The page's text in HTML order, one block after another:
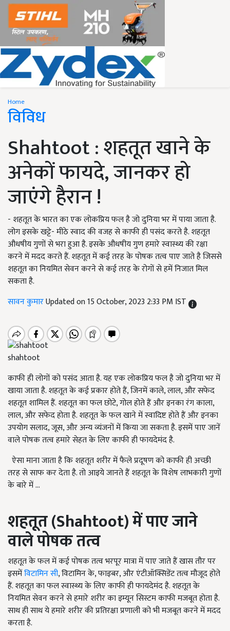
Home
विविध
Shahtoot : शहतूत खाने के
अनेकों फायदे, जानकर हो
जाएंगे हैरान !
- शहतूत के भारत का एक लोकप्रिय फल है जो दुनिया भर में पाया जाता है.
लोग इसके खट्टे- मीठे स्वाद की वजह से काफी ही पसंद करते है. शहतूत
औधषीय गुणों से भरा हुआ है. इसके औधषीय गुण हमारे स्वास्थ्य की रक्षा
करने में मदद करते हैं. शहतूत में कई तरह के पोषक तत्व पाए जाते है जिससे
शहतूत का नियमित सेवन करने से कई तरह के रोगों से हमें निजात मिल
सकता है.
सावन कुमारUpdated on 15 October, 2023 2:33 PM IST
shahtoot
काफी ही लोगों को पसंद आता है. यह एक लोकप्रिय फल है जो दुनिया भर में
खाया जाता है. शहतूत के कई प्रकार होते हैं, जिनमें काले, लाल, और सफेद
शहतूत शामिल हैं. शहतूत का फल छोटे, गोल होते हैं और इनका रंग काला,
लाल, और सफेद होता है. शहतूत के फल खाने में स्वादिष्ट होते हैं और इनका
उपयोग सलाद, जूस, और अन्य व्यंजनों में किया जा सकता है. इसमें पाए जानें
वाले पोषक तत्व हमारे सेहत के लिए काफी ही फायदेमंद है.
ऐसा माना जाता है कि शहतूत शरीर में फैले प्रदूषण को काफी ही अच्छी
तरह से साफ कर देता है. तो आइये जानते हैं शहतूत के विशेष लाभकारी गुणों
के बारे में ...
शहतूत(Shahtoot)में पाए जाने
वाले पोषक तत्व
शहतूत के फल में कई पोषक तत्व भरपूर मात्रा में पाए जाते हैं खास तौर पर
इसमेंविटामिन सी, विटामिन के, फाइबर, और एंटीऑक्सिडेंट तत्व मौजूद होते
हैं. शहतूत का फल स्वास्थ्य के लिए काफी ही फायदेमंद है. शहतूत के
नियमित सेवन करने से हमारे शरीर का इम्यून सिस्टम काफी मजबूत होता है.
साथ ही साथ ये हमारे शरीर की प्रतिरक्षा प्रणाली को भी मजबूत करने में मदद
करता है.